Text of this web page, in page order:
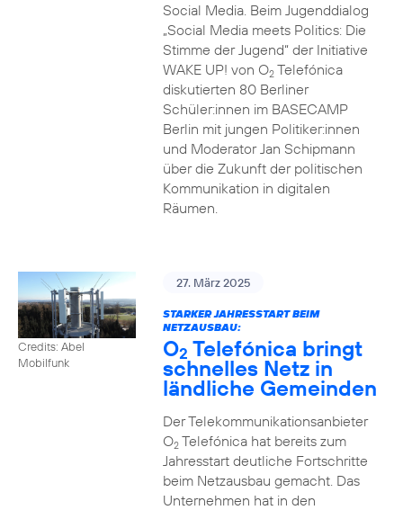
Social Media. Beim Jugenddialog
„Social Media meets Politics: Die
Stimme der Jugend“ der Initiative
WAKE UP! von O2Telefónica
diskutierten 80 Berliner
Schüler:innen im BASECAMP
Berlin mit jungen Politiker:innen
und Moderator Jan Schipmann
über die Zukunft der politischen
Kommunikation in digitalen
Räumen.
Credits: Abel
Mobilfunk
27. März 2025
STARKER JAHRESSTART BEIM
NETZAUSBAU:
O2 Telefónica bringt
schnelles Netz in
ländliche Gemeinden
Der Telekommunikationsanbieter
O2Telefónica hat bereits zum
Jahresstart deutliche Fortschritte
beim Netzausbau gemacht. Das
Unternehmen hat in den